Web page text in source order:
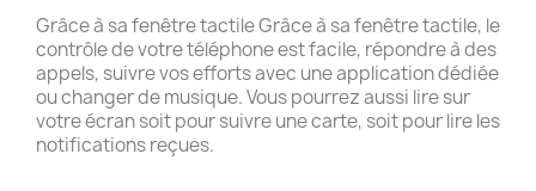
Grâce à sa fenêtre tactile Grâce à sa fenêtre tactile, le
contrôle de votre téléphone est facile, répondre à des
appels, suivre vos efforts avec une application dédiée
ou changer de musique. Vous pourrez aussi lire sur
votre écran soit pour suivre une carte, soit pour lire les
notifications reçues.